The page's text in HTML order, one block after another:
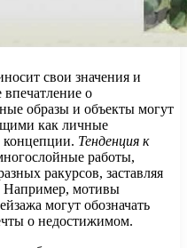
свои значения и
о
образы и объекты могут
как личные
концепции. Тенденция к
работы,
ракурсов, заставляя
Например, мотивы
могут обозначать
о недостижимом.